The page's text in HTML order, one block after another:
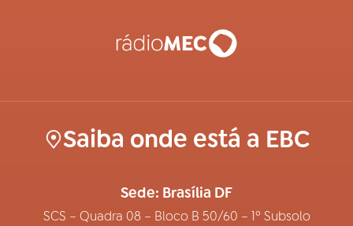
Saiba onde está a EBC
Sede: Brasília DF
SCS – Quadra 08 – Bloco B 50/60 – 1º Subsolo